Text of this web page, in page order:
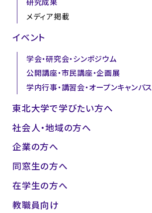
研究成果
メディア掲載
イベント
学会・研究会・シンポジウム
公開講座・市民講座・企画展
学内行事・講習会・オープンキャンパス
東北大学で学びたい方へ
社会人・地域の方へ
企業の方へ
同窓生の方へ
在学生の方へ
教職員向け